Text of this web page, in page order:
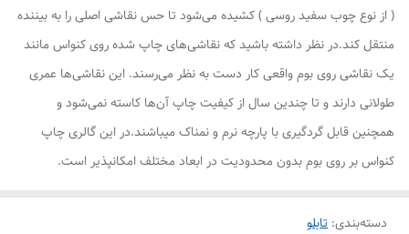
( از نوع چوب سفید روسی ) کشیده می‌شود تا حس نقاشی اصلی را به بیننده
منتقل کند.در نظر داشته باشید که نقاشی‌های چاپ شده روی کنواس مانند
یک نقاشی روی بوم واقعی کار دست به نظر می‌رسند. این نقاشی‌ها عمری
طولانی دارند و تا چندین سال از کیفیت چاپ آن‌ها کاسته نمی‌شود و
همچنین قابل گردگیری با پارچه نرم و نمناک میباشند.در این گالری چاپ
کنواس بر روی بوم بدون محدودیت در ابعاد مختلف امکانپذیر است.
دسته‌بندی: تابلو